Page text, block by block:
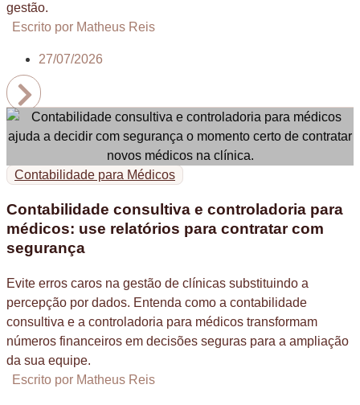
gestão.
Escrito por Matheus Reis
27/07/2026
Contabilidade para Médicos
Contabilidade consultiva e controladoria para
médicos: use relatórios para contratar com
segurança
Evite erros caros na gestão de clínicas substituindo a
percepção por dados. Entenda como a contabilidade
consultiva e a controladoria para médicos transformam
números financeiros em decisões seguras para a ampliação
da sua equipe.
Escrito por Matheus Reis